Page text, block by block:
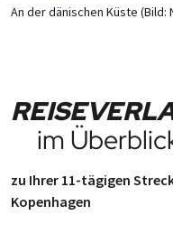
An der dänischen Küste (Bild:
im
zu Ihrer 11-tägigen
Kopenhagen